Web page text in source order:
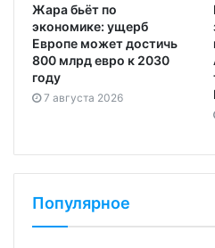
Жара бьёт по
экономике: ущерб
Европе может достичь
800 млрд евро к 2030
году
7 августа 2026
Популярное